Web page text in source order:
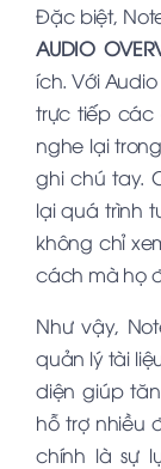
Đặc biệt,
AUDIO
ích. Với
trực tiếp
nghe lại
ghi chú tay.
lại quá trình
không chỉ
cách mà họ
Như vậy,
quản lý tài
diện giúp
hỗ trợ nhiều
chính là sự